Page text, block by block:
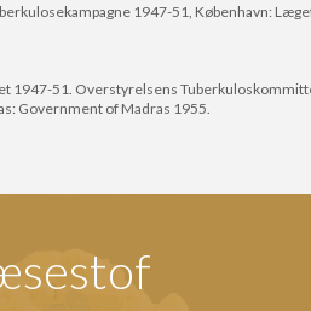
1947-51, København:
1947-51. Overstyrelsens
Government of Madras 1955.